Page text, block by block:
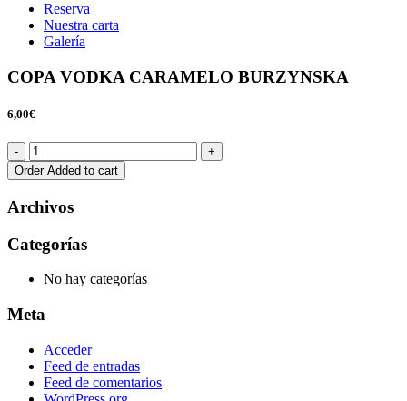
Reserva
Nuestra carta
Galería
COPA VODKA CARAMELO BURZYNSKA
6,00€
Order Added to cart
Archivos
Categorías
No hay categorías
Meta
Acceder
Feed de entradas
Feed de comentarios